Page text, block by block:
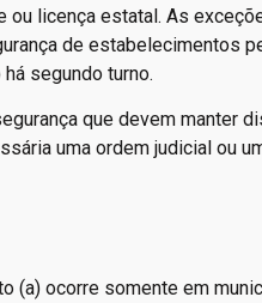
ou licença estatal. As
de estabelecimentos
segundo turno.
que devem manter
uma ordem judicial ou
(a) ocorre somente em